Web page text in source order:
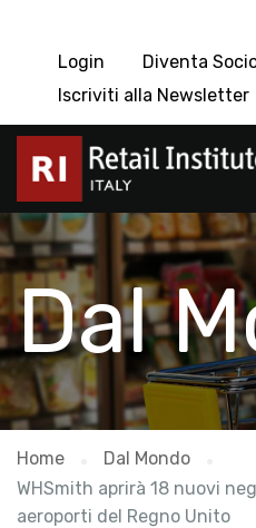
Login
Diventa
Iscriviti alla Newsletter
Dal
Home
Dal Mondo
WHSmith aprirà 18 nuovi
aeroporti del Regno Unito